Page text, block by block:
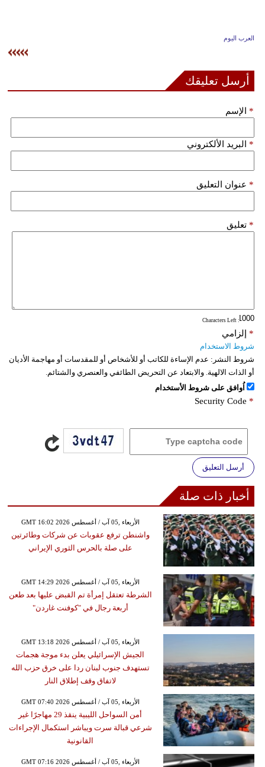
بيئة
أبراج
سيارات
العرب اليوم
أرسل تعليقك
الإسم *
البريد الألكتروني *
عنوان التعليق *
تعليق *
: Characters Left
إلزامي *
شروط الاستخدام
شروط النشر: عدم الإساءة للكاتب أو للأشخاص أو للمقدسات أو مهاجمة الأديان
أو الذات الالهية. والابتعاد عن التحريض الطائفي والعنصري والشتائم.
اُوافق على شروط الأستخدام
Security Code *
أرسل التعليق
أخبار ذات صلة
GMT 16:02 2026 الأربعاء ,05 آب / أغسطس
واشنطن ترفع عقوبات عن شركات وطائرتين
على صلة بالحرس الثوري الإيراني
GMT 14:29 2026 الأربعاء ,05 آب / أغسطس
الشرطة تعتقل إمرأة تم القبض عليها بعد طعن
أربعة رجال في "كوفنت غاردن"
GMT 13:18 2026 الأربعاء ,05 آب / أغسطس
الجيش الإسرائيلي يعلن بدء موجة هجمات
تستهدف جنوب لبنان ردا على خرق حزب الله
لاتفاق وقف إطلاق النار
GMT 07:40 2026 الأربعاء ,05 آب / أغسطس
أمن السواحل الليبية ينقذ 29 مهاجرًا غير
شرعي قبالة سرت ويباشر استكمال الإجراءات
القانونية
GMT 07:16 2026 الأربعاء ,05 آب / أغسطس